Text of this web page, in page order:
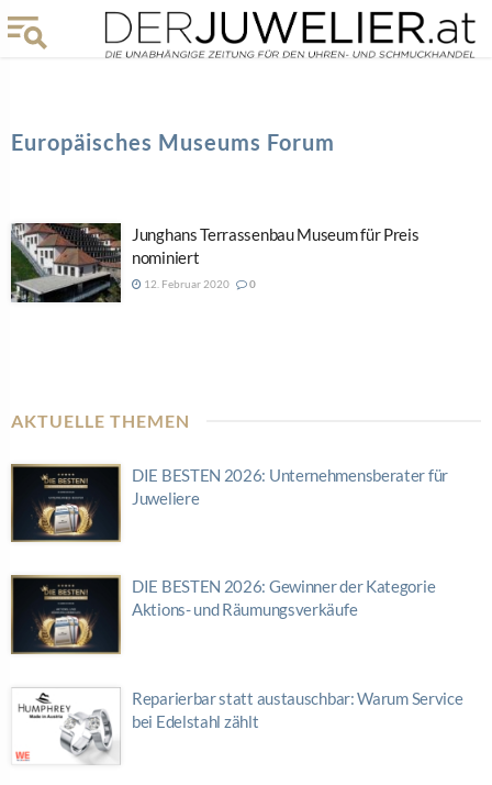
Europäisches Museums Forum
Junghans Terrassenbau Museum für Preis
nominiert
12. Februar 2020 0
AKTUELLE THEMEN
DIE BESTEN 2026: Unternehmensberater für
Juweliere
DIE BESTEN 2026: Gewinner der Kategorie
Aktions- und Räumungsverkäufe
Reparierbar statt austauschbar: Warum Service
bei Edelstahl zählt